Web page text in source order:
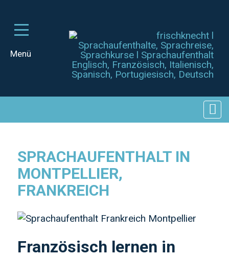
SPRACHAUFENTHALT IN
MONTPELLIER,
FRANKREICH
Französisch lernen in